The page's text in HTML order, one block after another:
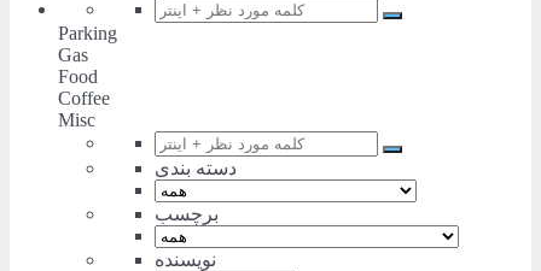
Parking
Gas
Food
Coffee
Misc
دسته بندی
برچسب
نویسنده